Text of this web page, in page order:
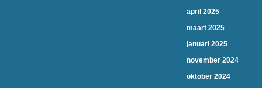
april 2025
maart 2025
januari 2025
november 2024
oktober 2024